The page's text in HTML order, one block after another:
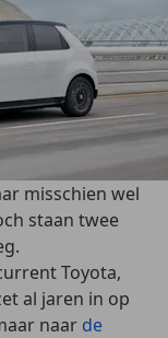
misschien wel
staan twee
Toyota,
al jaren in op
naar de